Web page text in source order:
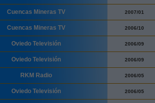
Cuencas Mineras TV 2007/01
Cuencas Mineras TV 2006/10
Oviedo Televisión 2006/09
Oviedo Televisión 2006/09
RKM Radio 2006/05
Oviedo Televisión 2006/05